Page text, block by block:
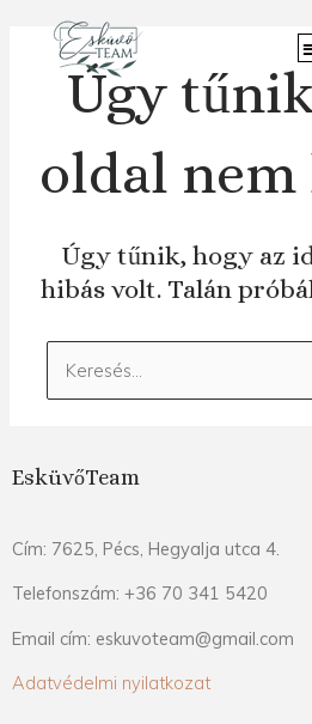
tartalomraÚgy
oldal
Úgy tűnik, hogy az
hibás volt. Talán
Keresés:
EsküvőTeam
Cím: 7625, Pécs, Hegyalja utca 4.
Telefonszám: +36 70 341 5420
Email cím: eskuvoteam@gmail.com
Adatvédelmi nyilatkozat